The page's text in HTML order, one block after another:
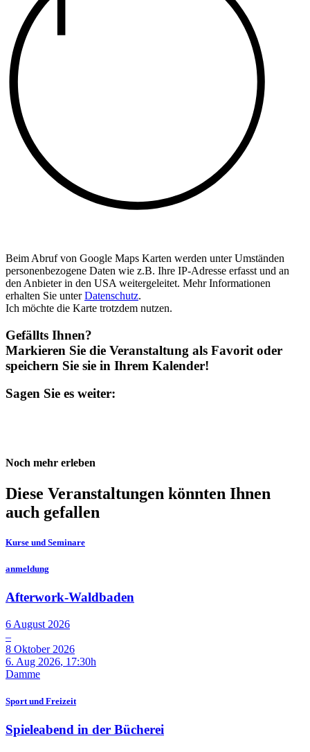
Beim Abruf von Google Maps Karten werden unter Umständen
personenbezogene Daten wie z.B. Ihre IP-Adresse erfasst und an
den Anbieter in den USA weitergeleitet. Mehr Informationen
erhalten Sie unterDatenschutz.
Ich möchte die Karte trotzdem nutzen.
Gefällts Ihnen?
Markieren Sie die Veranstaltung als Favorit oder
speichern Sie sie in Ihrem Kalender!
Sagen Sie es weiter:
Noch mehr erleben
Diese Veranstaltungen könnten Ihnen
auch gefallen
Kurse und Seminare
anmeldung
Afterwork-Waldbaden
6 August 2026
–
8 Oktober 2026
6. Aug 2026, 17:30h
Damme
Sport und Freizeit
Spieleabend in der Bücherei